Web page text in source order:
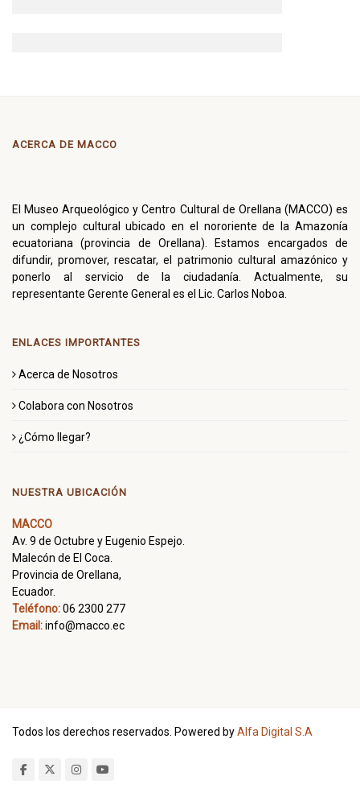
ACERCA DE MACCO
El Museo Arqueológico y Centro Cultural de Orellana (MACCO) es
un complejo cultural ubicado en el nororiente de la Amazonía
ecuatoriana (provincia de Orellana). Estamos encargados de
difundir, promover, rescatar, el patrimonio cultural amazónico y
ponerlo al servicio de la ciudadanía. Actualmente, su
representante Gerente General es el Lic. Carlos Noboa.
ENLACES IMPORTANTES
Acerca de Nosotros
Colabora con Nosotros
¿Cómo llegar?
NUESTRA UBICACIÓN
MACCO
Av. 9 de Octubre y Eugenio Espejo.
Malecón de El Coca.
Provincia de Orellana,
Ecuador.
Teléfono:06 2300 277
Email:info@macco.ec
Todos los derechos reservados. Powered byAlfa Digital S.A